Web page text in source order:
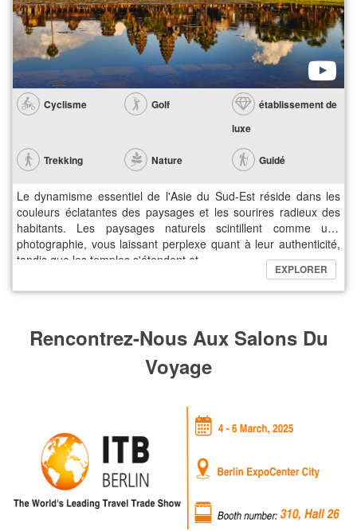
Cyclisme Golf
établissement de
luxe
Trekking Nature Guidé
Le dynamisme essentiel de l'Asie du Sud-Est réside dans les
couleurs éclatantes des paysages et les sourires radieux des
habitants. Les paysages naturels scintillent comme une
photographie, vous laissant perplexe quant à leur authenticité,
tandis que les temples s'étendent et…
EXPLORER
Rencontrez-Nous Aux Salons Du
Voyage